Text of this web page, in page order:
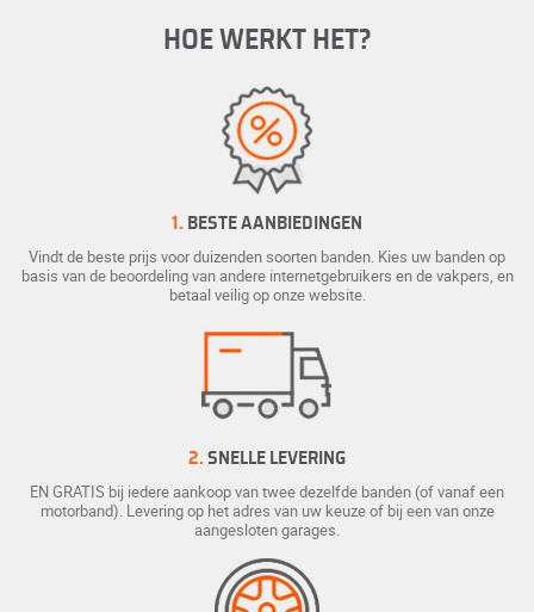
HOE WERKT HET?
1. BESTE AANBIEDINGEN
Vindt de beste prijs voor duizenden soorten banden. Kies uw banden op
basis van de beoordeling van andere internetgebruikers en de vakpers, en
betaal veilig op onze website.
2. SNELLE LEVERING
EN GRATIS bij iedere aankoop van twee dezelfde banden (of vanaf een
motorband). Levering op het adres van uw keuze of bij een van onze
aangesloten garages.